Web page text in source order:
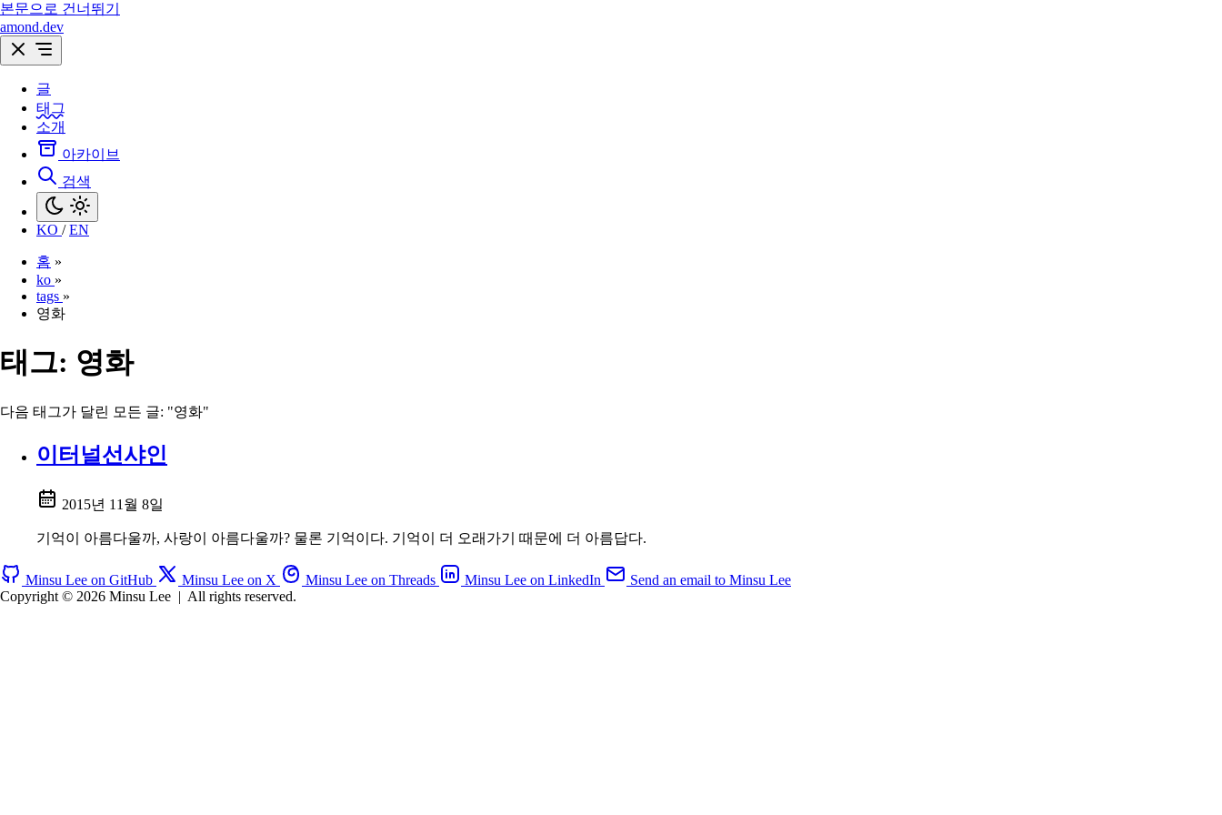
본문으로 건너뛰기
amond.dev
글
태그
소개
아카이브
검색
KO / EN
홈 »
ko »
tags »
영화
태그: 영화
다음 태그가 달린 모든 글: "영화"
이터널선샤인
2015년 11월 8일
기억이 아름다울까, 사랑이 아름다울까? 물론 기억이다. 기억이 더 오래가기 때문에 더 아름답다.
Minsu Lee on GitHub Minsu Lee on X Minsu Lee on Threads Minsu Lee on LinkedIn
Send an email to Minsu Lee
Copyright © 2026 Minsu Lee | All rights reserved.